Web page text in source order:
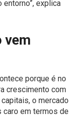
explica
vem
porque é no
crescimento com
o mercado
caro em termos de